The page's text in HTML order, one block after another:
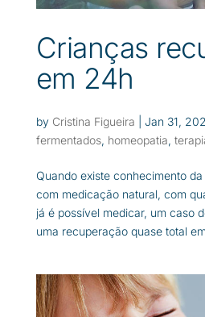
Crianças
em 24h
by Cristina Figueira Jan 31,
fermentados, homeopatia,
Quando existe conhecimento
com medicação natural, com
já é possível medicar, um caso
uma recuperação quase total